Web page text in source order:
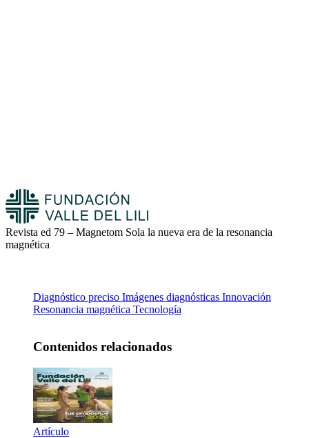
Revista ed 79 – Magnetom Sola la nueva era de la resonancia
magnética
Diagnóstico preciso Imágenes diagnósticas Innovación
Resonancia magnética Tecnología
Contenidos relacionados
Artículo